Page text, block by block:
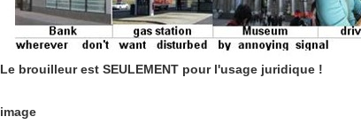
Le brouilleur est SEULEMENT pour l'usage juridique !
image